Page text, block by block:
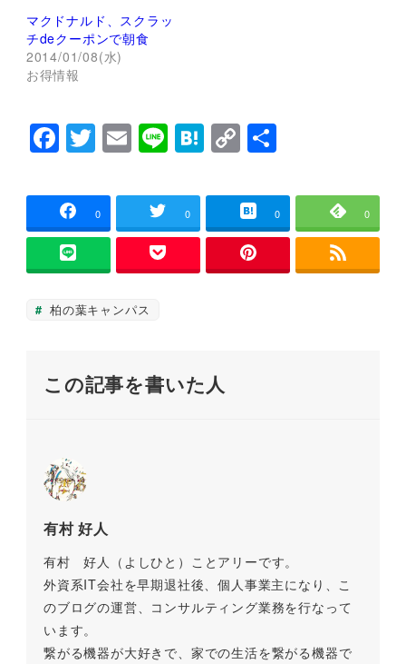
(
新
し
い
ウ
ィ
ン
開
き
ま
リ
ッ
ク
し
て
新
し
い
ウ
で
開
す
マクドナルド、スクラッ
チdeクーポンで朝食
2014/01/08(水)
お得情報
F
a
c
e
b
o
o
T
wi
tt
er
E
m
ai
l
Li
n
e
H
at
e
n
C
o
p
y
Li
n
共
0 0 0 0
柏の葉キャンパス
この記事を書いた人
有村 好人
有村 好人（よしひと）ことアリーです。
外資系IT会社を早期退社後、個人事業主になり、こ
のブログの運営、コンサルティング業務を行なって
います。
繋がる機器が大好きで、家での生活を繋がる機器で